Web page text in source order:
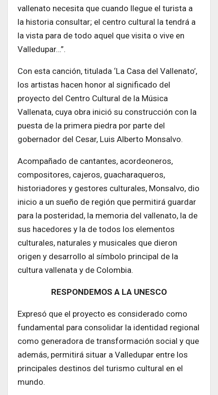
vallenato necesita que cuando llegue el turista a
la historia consultar; el centro cultural la tendrá a
la vista para de todo aquel que visita o vive en
Valledupar…”.
Con esta canción, titulada ‘La Casa del Vallenato’,
los artistas hacen honor al significado del
proyecto del Centro Cultural de la Música
Vallenata, cuya obra inició su construcción con la
puesta de la primera piedra por parte del
gobernador del Cesar, Luis Alberto Monsalvo.
Acompañado de cantantes, acordeoneros,
compositores, cajeros, guacharaqueros,
historiadores y gestores culturales, Monsalvo, dio
inicio a un sueño de región que permitirá guardar
para la posteridad, la memoria del vallenato, la de
sus hacedores y la de todos los elementos
culturales, naturales y musicales que dieron
origen y desarrollo al símbolo principal de la
cultura vallenata y de Colombia.
RESPONDEMOS A LA UNESCO
Expresó que el proyecto es considerado como
fundamental para consolidar la identidad regional
como generadora de transformación social y que
además, permitirá situar a Valledupar entre los
principales destinos del turismo cultural en el
mundo.